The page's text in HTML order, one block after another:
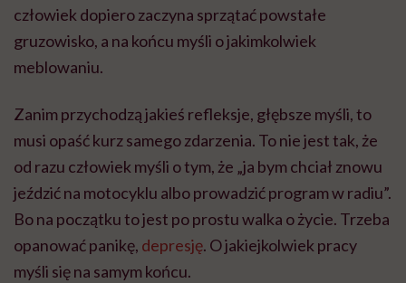
człowiek dopiero zaczyna sprzątać powstałe
gruzowisko, a na końcu myśli o jakimkolwiek
meblowaniu.
Zanim przychodzą jakieś refleksje, głębsze myśli, to
musi opaść kurz samego zdarzenia. To nie jest tak, że
od razu człowiek myśli o tym, że „ja bym chciał znowu
jeździć na motocyklu albo prowadzić program w radiu”.
Bo na początku to jest po prostu walka o życie. Trzeba
opanować panikę, depresję. O jakiejkolwiek pracy
myśli się na samym końcu.